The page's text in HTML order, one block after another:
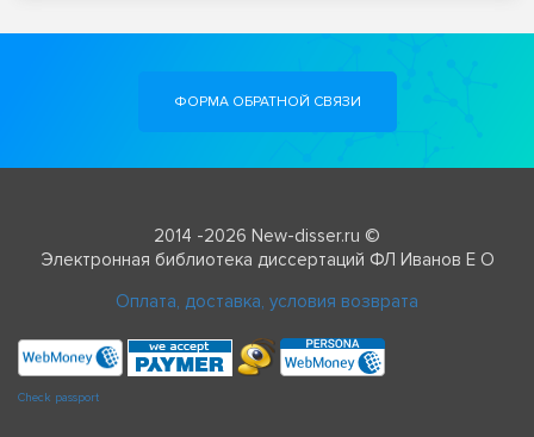
ФОРМА ОБРАТНОЙ СВЯЗИ
2014 -2026 New-disser.ru ©
Электронная библиотека диссертаций ФЛ Иванов Е О
Оплата, доставка, условия возврата
Check passport